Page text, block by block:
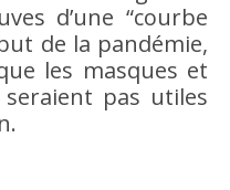
d’une “courbe
de la pandémie,
les masques et
pas utiles